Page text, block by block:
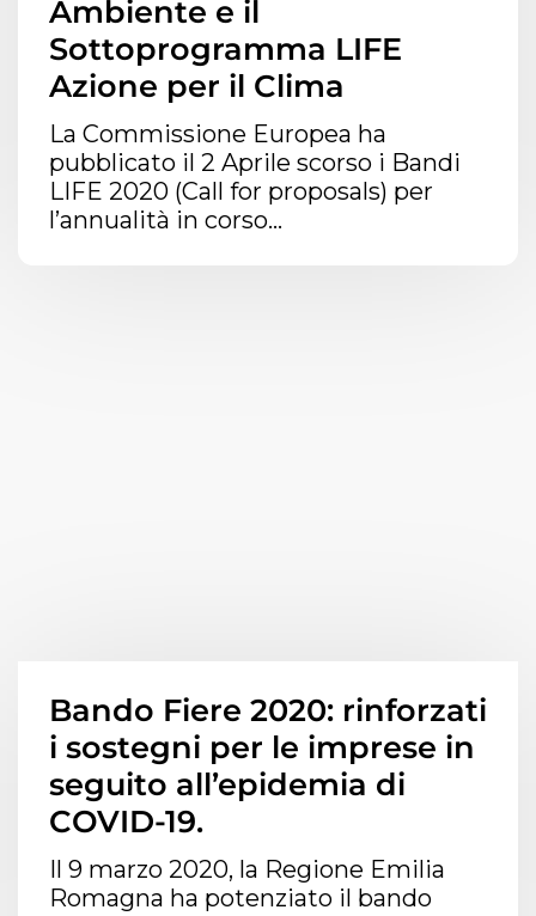
Ambiente e il
Sottoprogramma LIFE
Azione per il Clima
La Commissione Europea ha
pubblicato il 2 Aprile scorso i Bandi
LIFE 2020 (Call for proposals) per
l’annualità in corso...
Bando Fiere 2020: rinforzati
i sostegni per le imprese in
seguito all’epidemia di
COVID-19.
Il 9 marzo 2020, la Regione Emilia
Romagna ha potenziato il bando
Questo sito utilizza cookie, anche di terze parti, per garantirti
una migliore esperienza di navigazione. Chiudendo questo
banner, scorrendo questa pagina o cliccando qualunque suo
Ok
Maggiori informazioni